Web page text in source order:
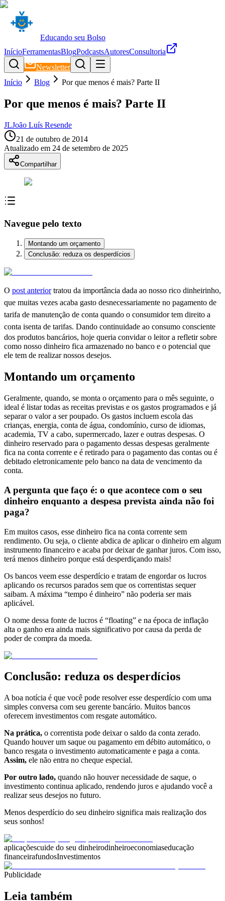
Educando seu Bolso
InícioFerramentasBlogPodcastsAutoresConsultoria
Newsletter
Início
Blog Por que menos é mais? Parte II
Por que menos é mais? Parte II
JLJoão Luís Resende
21 de outubro de 2014
Atualizado em 24 de setembro de 2025
Compartilhar
Navegue pelo texto
Montando um orçamento
Conclusão: reduza os desperdícios
O post anteriortratou da importância dada ao nosso rico dinheirinho,
que muitas vezes acaba gasto desnecessariamente no pagamento de
tarifa de manutenção de conta quando o consumidor tem direito a
conta isenta de tarifas. Dando continuidade ao consumo consciente
dos produtos bancários, hoje queria convidar o leitor a refletir sobre
como nosso dinheiro fica armazenado no banco e o potencial que
ele tem de realizar nossos desejos.
Montando um orçamento
Geralmente, quando, se monta o orçamento para o mês seguinte, o
ideal é listar todas as receitas previstas e os gastos programados e já
separar o valor a ser poupado. Os gastos incluem escola das
crianças, energia, conta de água, condomínio, curso de idiomas,
academia, TV a cabo, supermercado, lazer e outras despesas. O
dinheiro reservado para o pagamento dessas despesas geralmente
fica na conta corrente e é retirado para o pagamento das contas ou é
debitado eletronicamente pelo banco na data de vencimento da
conta.
A pergunta que faço é: o que acontece com o seu
dinheiro enquanto a despesa prevista ainda não foi
paga?
Em muitos casos, esse dinheiro fica na conta corrente sem
rendimento. Ou seja, o cliente abdica de aplicar o dinheiro em algum
instrumento financeiro e acaba por deixar de ganhar juros. Com isso,
terá menos dinheiro porque está desperdiçando mais!
Os bancos veem esse desperdício e tratam de engordar os lucros
aplicando os recursos parados sem que os correntistas sequer
saibam. A máxima “tempo é dinheiro” não poderia ser mais
aplicável.
O nome dessa fonte de lucros é “floating” e na época de inflação
alta o ganho era ainda mais significativo por causa da perda de
poder de compra da moeda.
Conclusão: reduza os desperdícios
A boa notícia é que você pode resolver esse desperdício com uma
simples conversa com seu gerente bancário. Muitos bancos
oferecem investimentos com resgate automático.
Na prática, o correntista pode deixar o saldo da conta zerado.
Quando houver um saque ou pagamento em débito automático, o
banco resgata o investimento automaticamente e paga a conta.
Assim, ele não entra no cheque especial.
Por outro lado, quando não houver necessidade de saque, o
investimento continua aplicado, rendendo juros e ajudando você a
realizar seus desejos no futuro.
Menos desperdício do seu dinheiro significa mais realização dos
seus sonhos!
aplicaçõescuide do seu dinheirodinheiroeconomiaseducação
financeirafundosInvestimentos
Publicidade
Leia também